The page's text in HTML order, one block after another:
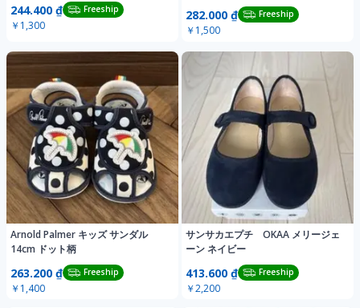
244.400 ₫ Freeship
￥1,300
282.000 ₫ Freeship
￥1,500
Arnold Palmer キッズ サンダル
14cm ドット柄
263.200 ₫ Freeship
￥1,400
サンサカエプチ OKAA メリージェ
ーン ネイビー
413.600 ₫ Freeship
￥2,200